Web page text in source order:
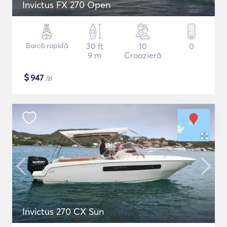
Invictus FX 270 Open
Barcă rapidă
30 ft
9 m
10
Croazieră
0
$947 /zi
Invictus 270 CX Sun